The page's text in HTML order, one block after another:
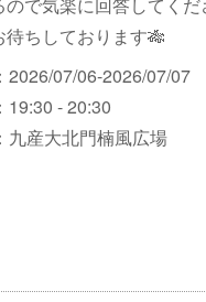
待ちしております🎋
2026/07/06-2026/07/07
19:30 - 20:30
九産大北門楠風広場